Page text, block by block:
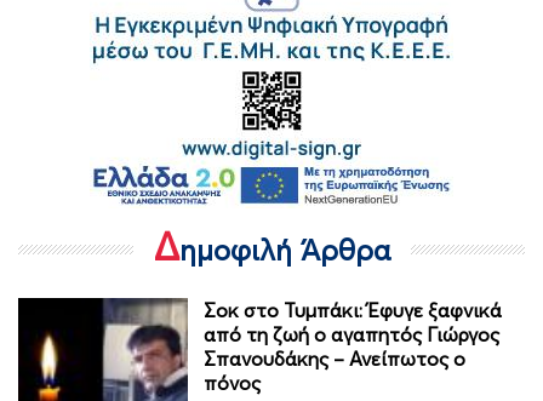
Δημοφιλή Άρθρα
Σοκ στο Τυμπάκι: Έφυγε ξαφνικά
από τη ζωή ο αγαπητός Γιώργος
Σπανουδάκης – Ανείπωτος ο
πόνος